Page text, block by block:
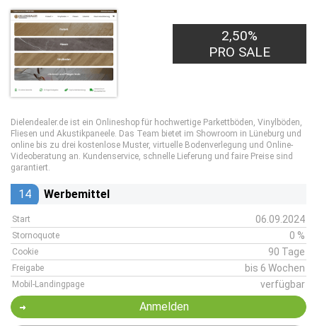
2,50%
PRO SALE
Dielendealer.de ist ein Onlineshop für hochwertige Parkettböden, Vinylböden,
Fliesen und Akustikpaneele. Das Team bietet im Showroom in Lüneburg und
online bis zu drei kostenlose Muster, virtuelle Bodenverlegung und Online-
Videoberatung an. Kundenservice, schnelle Lieferung und faire Preise sind
garantiert.
14 Werbemittel
Start 06.09.2024
Stornoquote 0 %
Cookie 90 Tage
Freigabe bis 6 Wochen
Mobil-Landingpage verfügbar
Anmelden